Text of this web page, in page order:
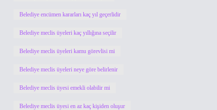
Belediye encümen kararları kaç yıl geçerlidir
Belediye meclis üyeleri kaç yıllığına seçilir
Belediye meclis üyeleri kamu görevlisi mi
Belediye meclis üyeleri neye göre belirlenir
Belediye meclis üyesi emekli olabilir mi
Belediye meclis üyesi en az kaç kişiden oluşur